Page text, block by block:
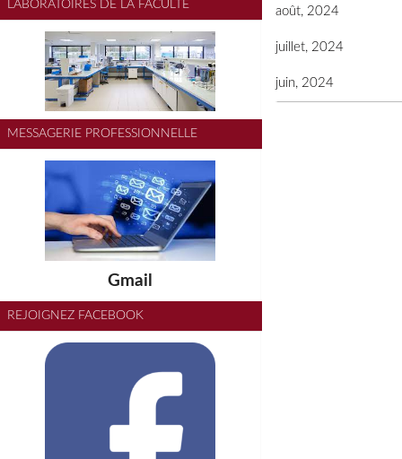
LABORATOIRES DE LA FACULTÉ
MESSAGERIE PROFESSIONNELLE
Gmail
REJOIGNEZ FACEBOOK
août, 2024
juillet, 2024
juin, 2024